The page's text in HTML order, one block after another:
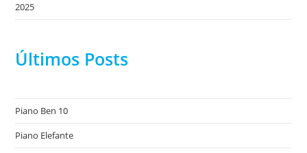
2025
Últimos Posts
Piano Ben 10
Piano Elefante